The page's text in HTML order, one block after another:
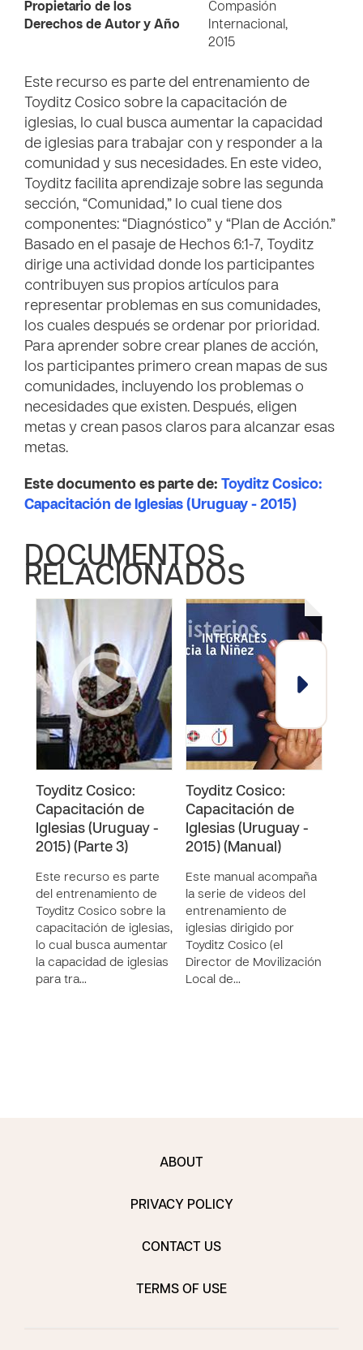
Propietario de los
Derechos de Autor y Año
Compasión
Internacional,
2015
Este recurso es parte del entrenamiento de
Toyditz Cosico sobre la capacitación de
iglesias, lo cual busca aumentar la capacidad
de iglesias para trabajar con y responder a la
comunidad y sus necesidades. En este video,
Toyditz facilita aprendizaje sobre las segunda
sección, “Comunidad,” lo cual tiene dos
componentes: “Diagnóstico” y “Plan de Acción.”
Basado en el pasaje de Hechos 6:1-7, Toyditz
dirige una actividad donde los participantes
contribuyen sus propios artículos para
representar problemas en sus comunidades,
los cuales después se ordenar por prioridad.
Para aprender sobre crear planes de acción,
los participantes primero crean mapas de sus
comunidades, incluyendo los problemas o
necesidades que existen. Después, eligen
metas y crean pasos claros para alcanzar esas
metas.
Este documento es parte de: Toyditz Cosico:
Capacitación de Iglesias (Uruguay - 2015)
DOCUMENTOS
RELACIONADOS
Toyditz Cosico:
Capacitación de
Iglesias (Uruguay -
2015) (Parte 3)
Este recurso es parte
del entrenamiento de
Toyditz Cosico sobre la
capacitación de iglesias,
lo cual busca aumentar
la capacidad de iglesias
para tra…
Toyditz Cosico:
Capacitación de
Iglesias (Uruguay -
2015) (Manual)
Este manual acompaña
la serie de videos del
entrenamiento de
iglesias dirigido por
Toyditz Cosico (el
Director de Movilización
Local de…
ABOUT
PRIVACY POLICY
CONTACT US
TERMS OF USE